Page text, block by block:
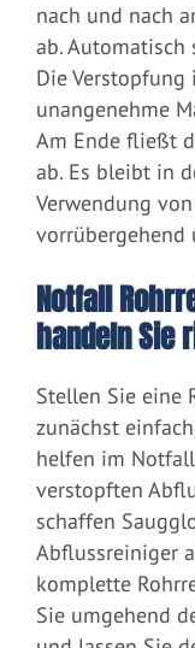
nach und nach
ab.
Die
unangenehme
Am Ende fließt
ab. Es bleibt in
Verwendung
vorrübergehend
Notfall
handeln Sie
Stellen Sie eine
zunächst
helfen im
verstopften
schaffen
Abflussreiniger
komplette
Sie umgehend